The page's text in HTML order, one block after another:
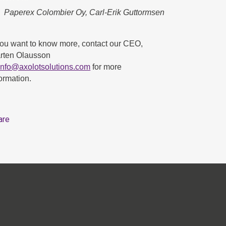
Paperex Colombier Oy, Carl-Erik Guttormsen
want to know more, contact our CEO,
Olausson
for more